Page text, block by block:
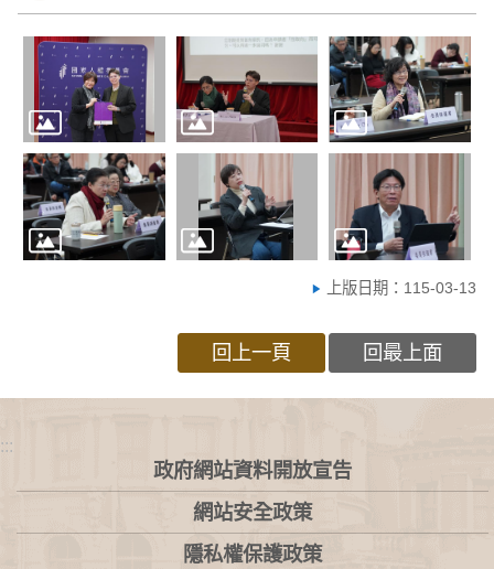
上版日期：115-03-13
回上一頁 回最上面
:::
政府網站資料開放宣告
網站安全政策
隱私權保護政策